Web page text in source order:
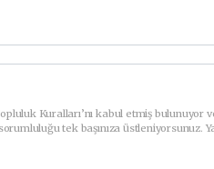
Kuralları’nı kabul etmiş bulunuyor
tek başınıza